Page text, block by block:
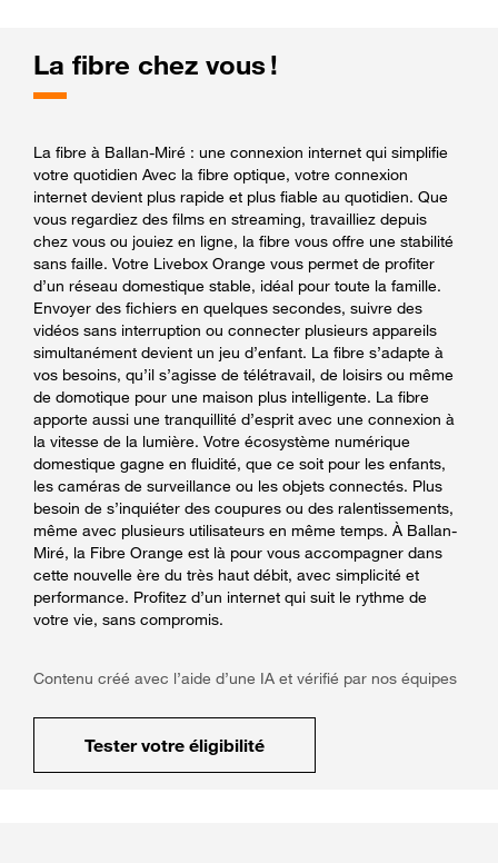
La fibre chez vous !
La fibre à Ballan-Miré : une connexion internet qui simplifie
votre quotidien Avec la fibre optique, votre connexion
internet devient plus rapide et plus fiable au quotidien. Que
vous regardiez des films en streaming, travailliez depuis
chez vous ou jouiez en ligne, la fibre vous offre une stabilité
sans faille. Votre Livebox Orange vous permet de profiter
d’un réseau domestique stable, idéal pour toute la famille.
Envoyer des fichiers en quelques secondes, suivre des
vidéos sans interruption ou connecter plusieurs appareils
simultanément devient un jeu d’enfant. La fibre s’adapte à
vos besoins, qu’il s’agisse de télétravail, de loisirs ou même
de domotique pour une maison plus intelligente. La fibre
apporte aussi une tranquillité d’esprit avec une connexion à
la vitesse de la lumière. Votre écosystème numérique
domestique gagne en fluidité, que ce soit pour les enfants,
les caméras de surveillance ou les objets connectés. Plus
besoin de s’inquiéter des coupures ou des ralentissements,
même avec plusieurs utilisateurs en même temps. À Ballan-
Miré, la Fibre Orange est là pour vous accompagner dans
cette nouvelle ère du très haut débit, avec simplicité et
performance. Profitez d’un internet qui suit le rythme de
votre vie, sans compromis.
Contenu créé avec l’aide d’une IA et vérifié par nos équipes
Tester votre éligibilité